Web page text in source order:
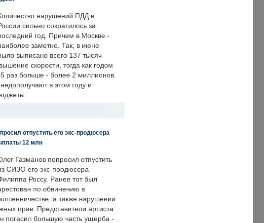
нарушений ПДД в
сильно сократилось за
год. Причем в Москве -
заметно. Так, в июне
выписано всего 137 тысяч
скорости, тогда как годом
раз больше - более 2 миллионов.
в этом году и
отпустить его экс-продюсера
12 млн
Газманов попросил отпустить
СИЗО его экс-продюсера
Россу. Ранее тот был
по обвинению в
а также нарушении
прав. Представители артиста
погасил большую часть ущерба -